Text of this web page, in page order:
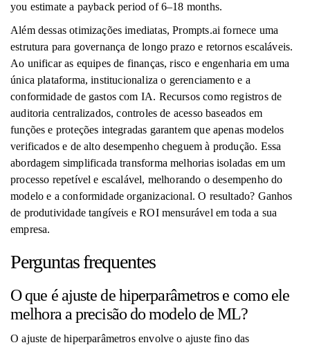
you estimate a payback period of 6–18 months.
Além dessas otimizações imediatas, Prompts.ai fornece uma
estrutura para governança de longo prazo e retornos escaláveis.
Ao unificar as equipes de finanças, risco e engenharia em uma
única plataforma, institucionaliza o gerenciamento e a
conformidade de gastos com IA. Recursos como registros de
auditoria centralizados, controles de acesso baseados em
funções e proteções integradas garantem que apenas modelos
verificados e de alto desempenho cheguem à produção. Essa
abordagem simplificada transforma melhorias isoladas em um
processo repetível e escalável, melhorando o desempenho do
modelo e a conformidade organizacional. O resultado? Ganhos
de produtividade tangíveis e ROI mensurável em toda a sua
empresa.
Perguntas frequentes
O que é ajuste de hiperparâmetros e como ele
melhora a precisão do modelo de ML?
O ajuste de hiperparâmetros envolve o ajuste fino das